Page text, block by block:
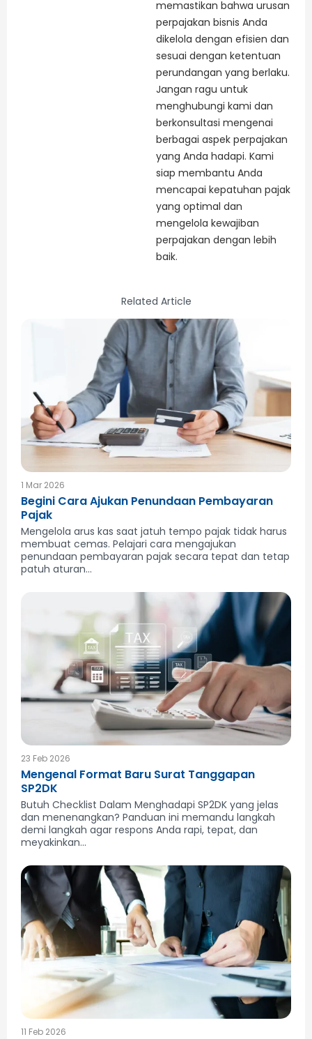
memastikan bahwa urusan
perpajakan bisnis Anda
dikelola dengan efisien dan
sesuai dengan ketentuan
perundangan yang berlaku.
Jangan ragu untuk
menghubungi kami dan
berkonsultasi mengenai
berbagai aspek perpajakan
yang Anda hadapi. Kami
siap membantu Anda
mencapai kepatuhan pajak
yang optimal dan
mengelola kewajiban
perpajakan dengan lebih
baik.
Related Article
1 Mar 2026
Begini Cara Ajukan Penundaan Pembayaran
Pajak
Mengelola arus kas saat jatuh tempo pajak tidak harus
membuat cemas. Pelajari cara mengajukan
penundaan pembayaran pajak secara tepat dan tetap
patuh aturan...
23 Feb 2026
Mengenal Format Baru Surat Tanggapan
SP2DK
Butuh Checklist Dalam Menghadapi SP2DK yang jelas
dan menenangkan? Panduan ini memandu langkah
demi langkah agar respons Anda rapi, tepat, dan
meyakinkan...
11 Feb 2026